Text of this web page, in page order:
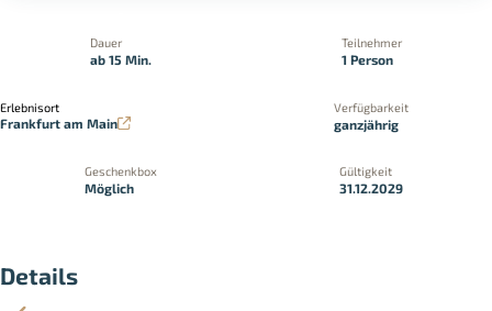
Dauer
ab 15 Min.
Teilnehmer
1 Person
Erlebnisort
Frankfurt am Main
Verfügbarkeit
ganzjährig
Geschenkbox
Möglich
Gültigkeit
31.12.2029
Details